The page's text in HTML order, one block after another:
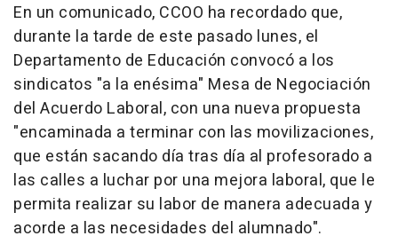
En un comunicado, CCOO ha recordado que,
durante la tarde de este pasado lunes, el
Departamento de Educación convocó a los
sindicatos "a la enésima" Mesa de Negociación
del Acuerdo Laboral, con una nueva propuesta
"encaminada a terminar con las movilizaciones,
que están sacando día tras día al profesorado a
las calles a luchar por una mejora laboral, que le
permita realizar su labor de manera adecuada y
acorde a las necesidades del alumnado".